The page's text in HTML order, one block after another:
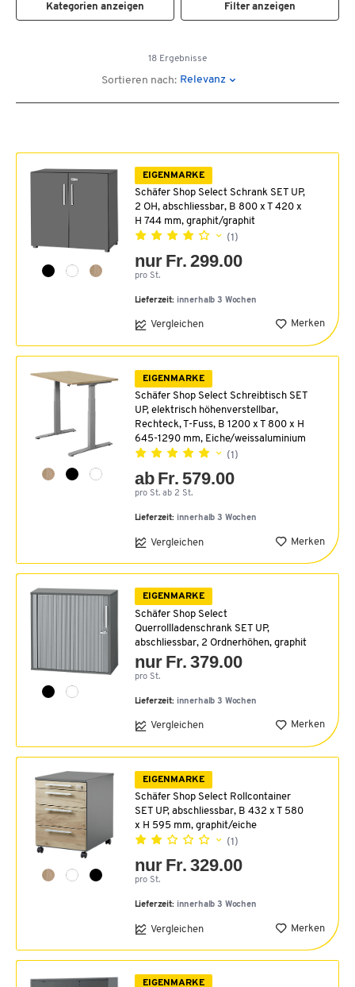
Kategorien anzeigen Filter anzeigen
18 Ergebnisse
Sortieren nach: Relevanz
EIGENMARKE
Schäfer Shop Select Schrank SET UP,
2 OH, abschliessbar, B 800 x T 420 x
H 744 mm, graphit/graphit
(1)
nur Fr. 299.00
pro St.
Lieferzeit: innerhalb 3 Wochen
Vergleichen Merken
EIGENMARKE
Schäfer Shop Select Schreibtisch SET
UP, elektrisch höhenverstellbar,
Rechteck, T-Fuss, B 1200 x T 800 x H
645-1290 mm, Eiche/weissaluminium
(1)
ab Fr. 579.00
pro St. ab 2 St.
Lieferzeit: innerhalb 3 Wochen
Vergleichen Merken
EIGENMARKE
Schäfer Shop Select
Querrollladenschrank SET UP,
abschliessbar, 2 Ordnerhöhen, graphit
nur Fr. 379.00
pro St.
Lieferzeit: innerhalb 3 Wochen
Vergleichen Merken
EIGENMARKE
Schäfer Shop Select Rollcontainer
SET UP, abschliessbar, B 432 x T 580
x H 595 mm, graphit/eiche
(1)
nur Fr. 329.00
pro St.
Lieferzeit: innerhalb 3 Wochen
Vergleichen Merken
EIGENMARKE